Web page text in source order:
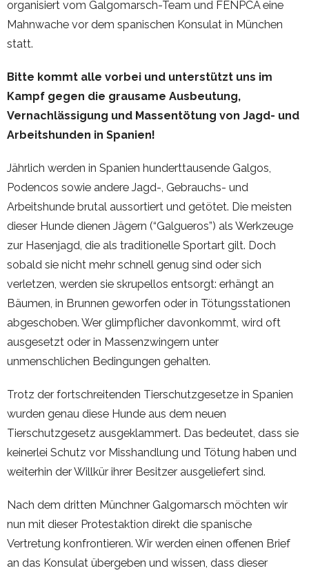
organisiert vom Galgomarsch-Team und FENPCA eine
Mahnwache vor dem spanischen Konsulat in München
statt.
Bitte kommt alle vorbei und unterstützt uns im
Kampf gegen die grausame Ausbeutung,
Vernachlässigung und Massentötung von Jagd- und
Arbeitshunden in Spanien!
Jährlich werden in Spanien hunderttausende Galgos,
Podencos sowie andere Jagd-, Gebrauchs- und
Arbeitshunde brutal aussortiert und getötet. Die meisten
dieser Hunde dienen Jägern (“Galgueros”) als Werkzeuge
zur Hasenjagd, die als traditionelle Sportart gilt. Doch
sobald sie nicht mehr schnell genug sind oder sich
verletzen, werden sie skrupellos entsorgt: erhängt an
Bäumen, in Brunnen geworfen oder in Tötungsstationen
abgeschoben. Wer glimpflicher davonkommt, wird oft
ausgesetzt oder in Massenzwingern unter
unmenschlichen Bedingungen gehalten.
Trotz der fortschreitenden Tierschutzgesetze in Spanien
wurden genau diese Hunde aus dem neuen
Tierschutzgesetz ausgeklammert. Das bedeutet, dass sie
keinerlei Schutz vor Misshandlung und Tötung haben und
weiterhin der Willkür ihrer Besitzer ausgeliefert sind.
Nach dem dritten Münchner Galgomarsch möchten wir
nun mit dieser Protestaktion direkt die spanische
Vertretung konfrontieren. Wir werden einen offenen Brief
an das Konsulat übergeben und wissen, dass dieser